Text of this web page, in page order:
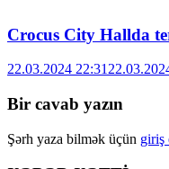
Crocus City Hallda
22.03.2024 22:31
Bir cavab yazın
Şərh yaza bilmək üçün giriş